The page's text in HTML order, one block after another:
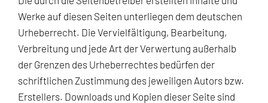
Werke auf diesen Seiten unterliegen dem deutschen
Urheberrecht. Die Vervielfältigung, Bearbeitung,
Verbreitung und jede Art der Verwertung außerhalb
der Grenzen des Urheberrechtes bedürfen der
schriftlichen Zustimmung des jeweiligen Autors bzw.
Erstellers. Downloads und Kopien dieser Seite sind